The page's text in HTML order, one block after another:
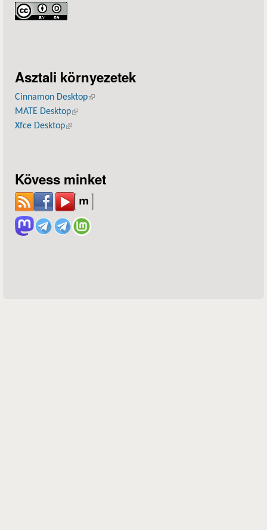
Asztali környezetek
Cinnamon Desktop(külső hivatkozás)
MATE Desktop(külső hivatkozás)
Xfce Desktop(külső hivatkozás)
Kövess minket